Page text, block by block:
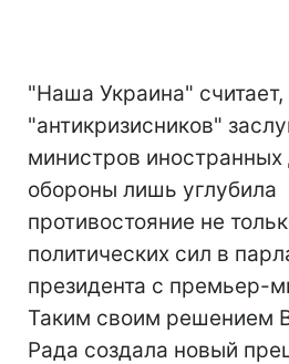
"Наша Украина"
"антикризисников"
министров иностранных
обороны лишь углубила
противостояние не
политических сил в
президента с премьер-
Таким своим решением
Рада создала новый